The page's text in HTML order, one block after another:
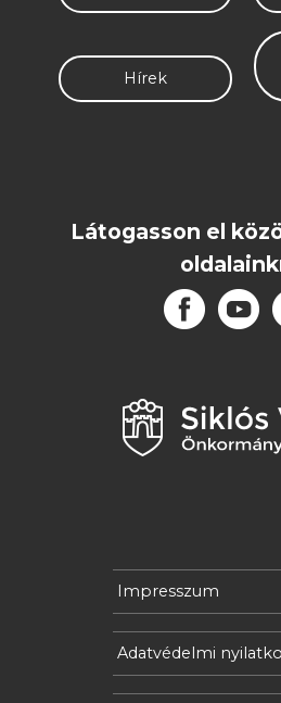
Hírek
Látogasson el
Impresszum
Adatvédelmi